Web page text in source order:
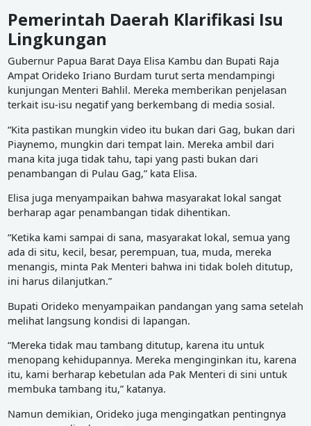
Pemerintah Daerah Klarifikasi Isu
Lingkungan
Gubernur Papua Barat Daya Elisa Kambu dan Bupati Raja
Ampat Orideko Iriano Burdam turut serta mendampingi
kunjungan Menteri Bahlil. Mereka memberikan penjelasan
terkait isu-isu negatif yang berkembang di media sosial.
“Kita pastikan mungkin video itu bukan dari Gag, bukan dari
Piaynemo, mungkin dari tempat lain. Mereka ambil dari
mana kita juga tidak tahu, tapi yang pasti bukan dari
penambangan di Pulau Gag,” kata Elisa.
Elisa juga menyampaikan bahwa masyarakat lokal sangat
berharap agar penambangan tidak dihentikan.
“Ketika kami sampai di sana, masyarakat lokal, semua yang
ada di situ, kecil, besar, perempuan, tua, muda, mereka
menangis, minta Pak Menteri bahwa ini tidak boleh ditutup,
ini harus dilanjutkan.”
Bupati Orideko menyampaikan pandangan yang sama setelah
melihat langsung kondisi di lapangan.
“Mereka tidak mau tambang ditutup, karena itu untuk
menopang kehidupannya. Mereka menginginkan itu, karena
itu, kami berharap kebetulan ada Pak Menteri di sini untuk
membuka tambang itu,” katanya.
Namun demikian, Orideko juga mengingatkan pentingnya